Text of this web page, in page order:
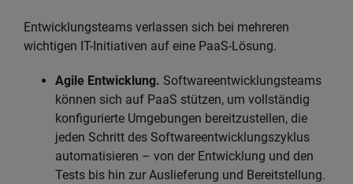
Entwicklungsteams verlassen sich bei mehreren
wichtigen IT-Initiativen auf eine PaaS-Lösung.
Agile Entwicklung. Softwareentwicklungsteams
können sich auf PaaS stützen, um vollständig
konfigurierte Umgebungen bereitzustellen, die
jeden Schritt des Softwareentwicklungszyklus
automatisieren – von der Entwicklung und den
Tests bis hin zur Auslieferung und Bereitstellung.